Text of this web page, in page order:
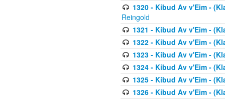
1320 - Kibud Av v'Eim -
Reingold
1321 - Kibud Av v'Eim -
1322 - Kibud Av v'Eim -
1323 - Kibud Av v'Eim -
1324 - Kibud Av v'Eim -
1325 - Kibud Av v'Eim -
1326 - Kibud Av v'Eim -